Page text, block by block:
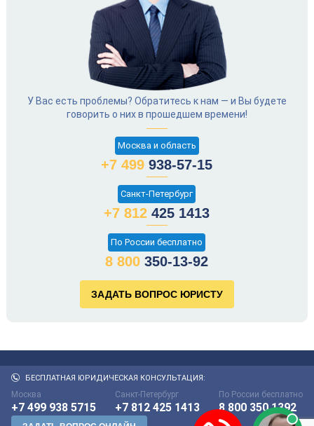
У Вас есть проблемы? Обратитесь к нам — и Вы будете
говорить о них в прошедшем времени!
Москва и область
+7 499 938-57-15
Санкт-Петербург
+7 812 425 1413
По России бесплатно
8 800 350-13-92
БЕСПЛАТНАЯ ЮРИДИЧЕСКАЯ КОНСУЛЬТАЦИЯ:
Москва
+7 499 938 5715
Санкт-Петербург
+7 812 425 1413
По России бесплатно
8 800 350 1392